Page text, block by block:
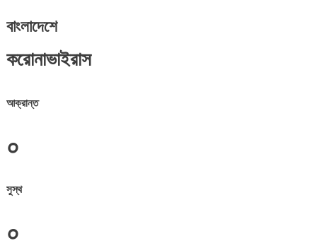
বাংলাদেশে
করোনাভাইরাস
আক্রান্ত
০
সুস্থ
০